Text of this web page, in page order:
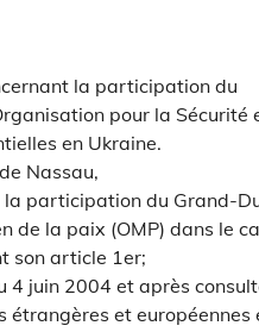
la participation du
pour la Sécurité
en Ukraine.
Nassau,
participation du Grand-
de la paix (OMP) dans le
son article 1er;
4 juin 2004 et après
étrangères et européennes